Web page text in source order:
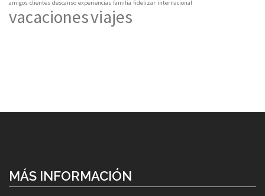
amigos clientes descanso experiencias familia fidelizar internacional
vacacionesviajes
MÁS INFORMACIÓN